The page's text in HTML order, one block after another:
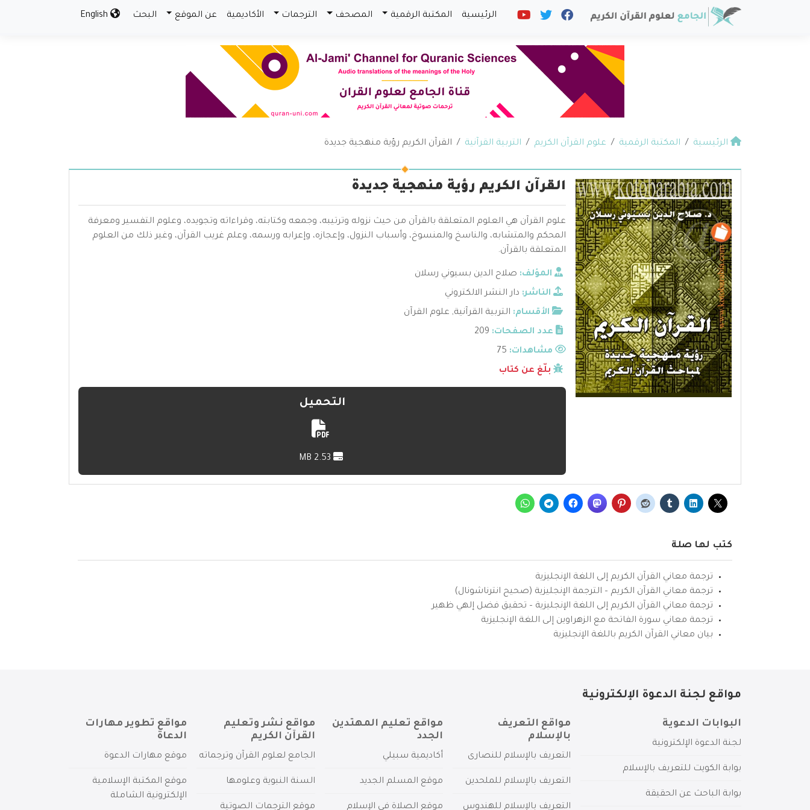
الرئيسية المكتبة الرقمية المصحف الترجمات الأكاديمية عن الموقع البحث
الرئيسية المكتبة الرقمية علوم القرآن الكريم التربية القرآنية القرآن الكريم رؤية منهجية جديدة
القرآن الكريم رؤية منهجية جديدة
علوم القرآن هي العلوم المتعلقة بالقرآن من حيث نزوله وترتيبه، وجمعه وكتابته، وقراءاته وتجويده، وعلوم التفسير ومعرفة
المحكم والمتشابه، والناسخ والمنسوخ، وأسباب النزول، وإعجازه، وإعرابه ورسمه، وعلم غريب القرآن، وغير ذلك من العلوم
المتعلقة بالقرآن.
المؤلف: صلاح الدين بسيوني رسلان
الناشر: دار النشر الالكتروني
الأقسام: التربية القرآنية, علوم القرآن
عدد الصفحات: 209
مشاهدات:
بلّغ عن كتاب
التحميل
كتب لها صلة
ترجمة معاني القرآن الكريم إلى اللغة الإنجليزية
ترجمة معاني القرآن الكريم – الترجمة الإنجليزية (صحيح انترناشونال)
ترجمة معاني القرآن الكريم إلى اللغة الإنجليزية – تحقيق فضل إلهي ظهير
ترجمة معاني سورة الفاتحة مع الزهراوين إلى اللغة الإنجليزية
بيان معاني القرآن الكريم باللغة الإنجليزية
مواقع لجنة الدعوة الإلكترونية
البوابات الدعوية
لجنة الدعوة الإلكترونية
بوابة الكويت للتعريف بالإسلام
بوابة الباحث عن الحقيقة
مواقع التعريف
بالإسلام
التعريف بالإسلام للنصارى
التعريف بالإسلام للملحدين
التعريف بالإسلام للهندوس
مواقع تعليم المهتدين
الجدد
أكاديمية سبيلي
موقع المسلم الجديد
موقع الصلاة في الإسلام
مواقع نشر وتعليم
القرآن الكريم
الجامع لعلوم القرآن وترجماته
السنة النبوية وعلومها
موقع الترجمات الصوتية
مواقع تطوير مهارات
الدعاة
موقع مهارات الدعوة
موقع المكتبة الإسلامية
الإلكترونية الشاملة